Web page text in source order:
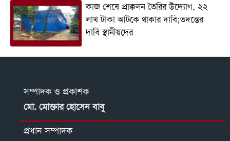
কাজ শেষে প্রাক্কলন তৈরির উদ্যোগ, ২২
লাখ টাকা আটকে থাকার দাবি;তদন্তের
দাবি স্থানীয়দের
সম্পাদক ও প্রকাশক
মো. মোক্তার হোসেন বাবু
প্রধান সম্পাদক